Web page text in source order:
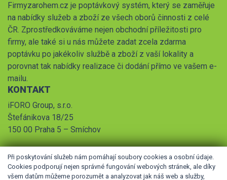
Firmyzarohem.cz je poptávkový systém, který se zaměřuje
na nabídky služeb a zboží ze všech oborů činnosti z celé
ČR. Zprostředkováváme nejen obchodní příležitosti pro
firmy, ale také si u nás můžete zadat zcela zdarma
poptávku po jakékoliv službě a zboží z vaší lokality a
porovnat tak nabídky realizace či dodání přímo ve vašem e-
mailu.
KONTAKT
iFORO Group, s.r.o.
Štefánikova 18/25
150 00 Praha 5 – Smíchov
Při poskytování služeb nám pomáhají soubory cookies a osobní údaje.
Cookies podporují nejen správné fungování webových stránek, ale díky
všem datům můžeme porozumět a analyzovat jak náš web a služby,